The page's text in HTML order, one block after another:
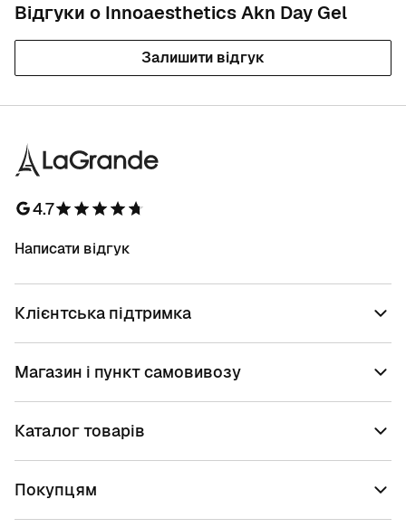
Відгуки о Innoaesthetics Akn Day Gel
Залишити відгук
4.7
Написати відгук
Клієнтська підтримка
Магазин і пункт самовивозу
Каталог товарів
Покупцям